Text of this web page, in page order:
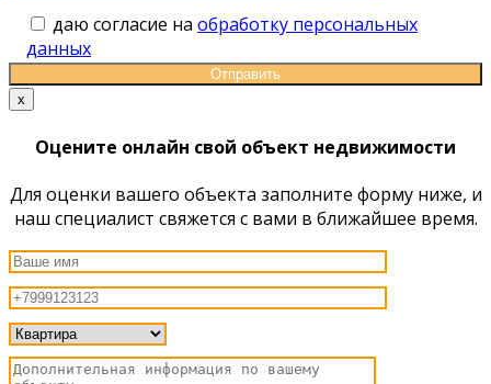
даю согласие на обработку персональных
данных
x
Оцените онлайн свой объект недвижимости
Для оценки вашего объекта заполните форму ниже, и
наш специалист свяжется с вами в ближайшее время.